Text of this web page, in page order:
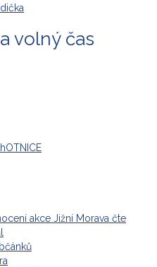
volný čas
akce Jižní Morava čte